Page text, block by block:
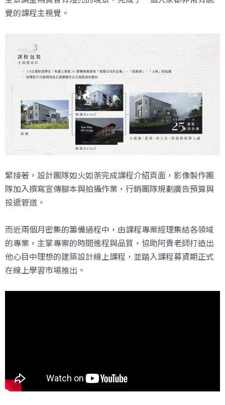
覺的課程主視覺。
緊接著，設計團隊如火如荼完成課程介紹頁面，影像製作團
隊加入撰寫宣傳腳本與拍攝作業，行銷團隊規劃廣告預算與
投遞管道。
而近兩個月密集的籌備過程中，由課程專案經理集結各領域
的專業，主掌專案的時間進程與品質，協助阿貴老師打造出
他心目中理想的建築設計線上課程，並踏入課程募資期正式
在線上學習市場推出。